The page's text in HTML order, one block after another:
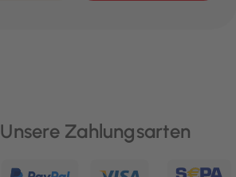
Unsere Zahlungsarten